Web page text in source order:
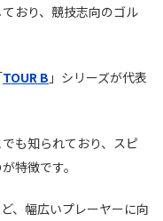
おり、競技志向のゴル
TOUR B 」シリーズが代表
も知られており、スピ
特徴です。
、幅広いプレーヤーに向